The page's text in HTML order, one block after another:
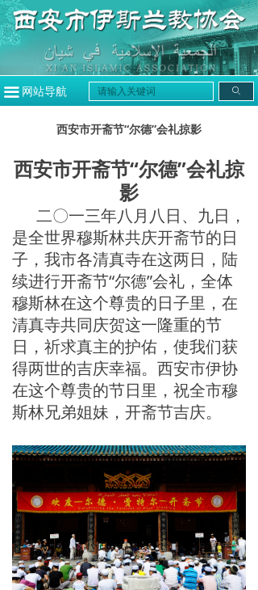
끀 ꄙ
网站导航
西安市开斋节“尔德”会礼掠影
西安市开斋节“尔德”会礼掠
影
二〇一三年八月八日、九日，
是全世界穆斯林共庆开斋节的日
子，我市各清真寺在这两日，陆
续进行开斋节“尔德”会礼，全体
穆斯林在这个尊贵的日子里，在
清真寺共同庆贺这一隆重的节
日，祈求真主的护佑，使我们获
得两世的吉庆幸福。西安市伊协
在这个尊贵的节日里，祝全市穆
斯林兄弟姐妹，开斋节吉庆。